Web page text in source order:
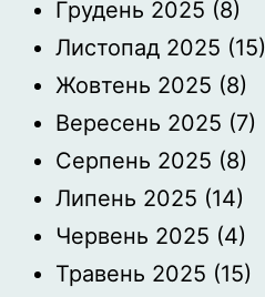
Грудень 2025 (8)
Листопад 2025 (15)
Жовтень 2025 (8)
Вересень 2025 (7)
Серпень 2025 (8)
Липень 2025 (14)
Червень 2025 (4)
Травень 2025 (15)